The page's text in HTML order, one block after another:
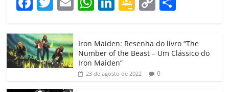
c
e
b
o
itt
er
at
s
A
e
dI
gl
e
Cl
p
y
Li
m
p
Iron Maiden: Resenha do livro “The
Number of the Beast – Um Clássico do
Iron Maiden”
23 de agosto de 2022 0